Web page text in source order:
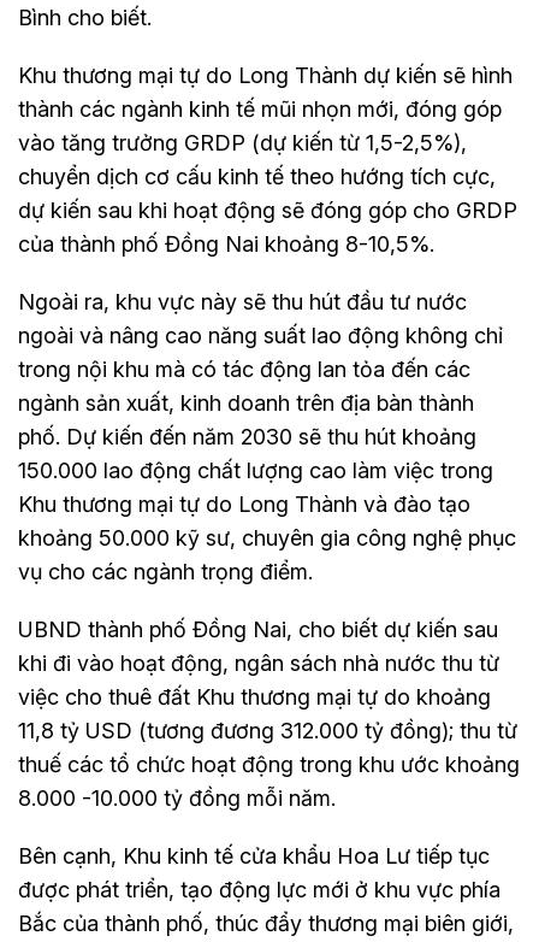
Bình cho biết.
Khu thương mại tự do Long Thành dự kiến sẽ hình
thành các ngành kinh tế mũi nhọn mới, đóng góp
vào tăng trưởng GRDP (dự kiến từ 1,5-2,5%),
chuyển dịch cơ cấu kinh tế theo hướng tích cực,
dự kiến sau khi hoạt động sẽ đóng góp cho GRDP
của thành phố Đồng Nai khoảng 8-10,5%.
Ngoài ra, khu vực này sẽ thu hút đầu tư nước
ngoài và nâng cao năng suất lao động không chỉ
trong nội khu mà có tác động lan tỏa đến các
ngành sản xuất, kinh doanh trên địa bàn thành
phố. Dự kiến đến năm 2030 sẽ thu hút khoảng
150.000 lao động chất lượng cao làm việc trong
Khu thương mại tự do Long Thành và đào tạo
khoảng 50.000 kỹ sư, chuyên gia công nghệ phục
vụ cho các ngành trọng điểm.
UBND thành phố Đồng Nai, cho biết dự kiến sau
khi đi vào hoạt động, ngân sách nhà nước thu từ
việc cho thuê đất Khu thương mại tự do khoảng
11,8 tỷ USD (tương đương 312.000 tỷ đồng); thu từ
thuế các tổ chức hoạt động trong khu ước khoảng
8.000 -10.000 tỷ đồng mỗi năm.
Bên cạnh, Khu kinh tế cửa khẩu Hoa Lư tiếp tục
được phát triển, tạo động lực mới ở khu vực phía
Bắc của thành phố, thúc đẩy thương mại biên giới,